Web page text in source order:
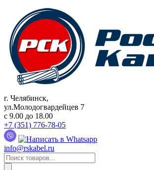
содержанию
г. Челябинск,
ул.Молодогвардейцев 7
c 9.00 до 18.00
+7 (351) 776-78-05
info@rskabel.ru
Поиск
товаров